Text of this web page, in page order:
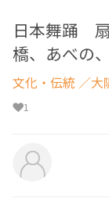
日本舞踊
橋、あべの
文化・伝統 ／大
1